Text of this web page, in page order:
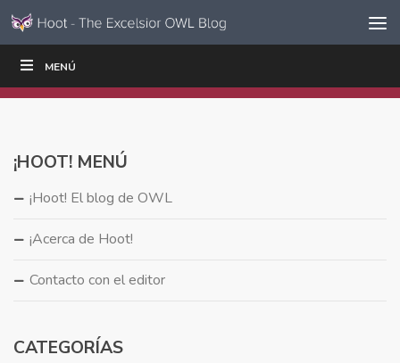
Ir al contenido
navegación
MENÚ
ESCRIBIR
¡HOOT! MENÚ
¡Hoot! El blog de OWL
¡Acerca de Hoot!
Contacto con el editor
CATEGORÍAS